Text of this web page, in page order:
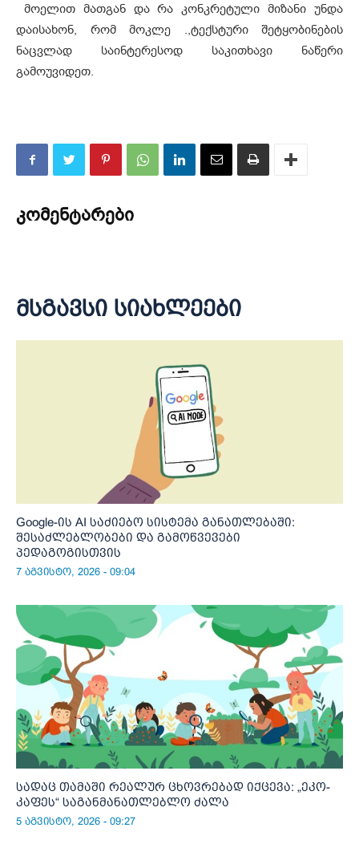
მოელით მათგან და რა კონკრეტული მიზანი უნდა
დაისახონ, რომ მოკლე .,ტექსტური შეტყობინების
ნაცვლად საინტერესოდ საკითხავი ნაწერი
გამოუვიდეთ.
კომენტარები
მსგავსი სიახლეები
Google-ის AI საძიებო სისტემა განათლებაში:
შესაძლებლობები და გამოწვევები
პედაგოგისთვის
7 აგვისტო, 2026 - 09:04
სადაც თამაში რეალურ ცხოვრებად იქცევა: „ეკო-
კაფეს“ საგანმანათლებლო ძალა
5 აგვისტო, 2026 - 09:27